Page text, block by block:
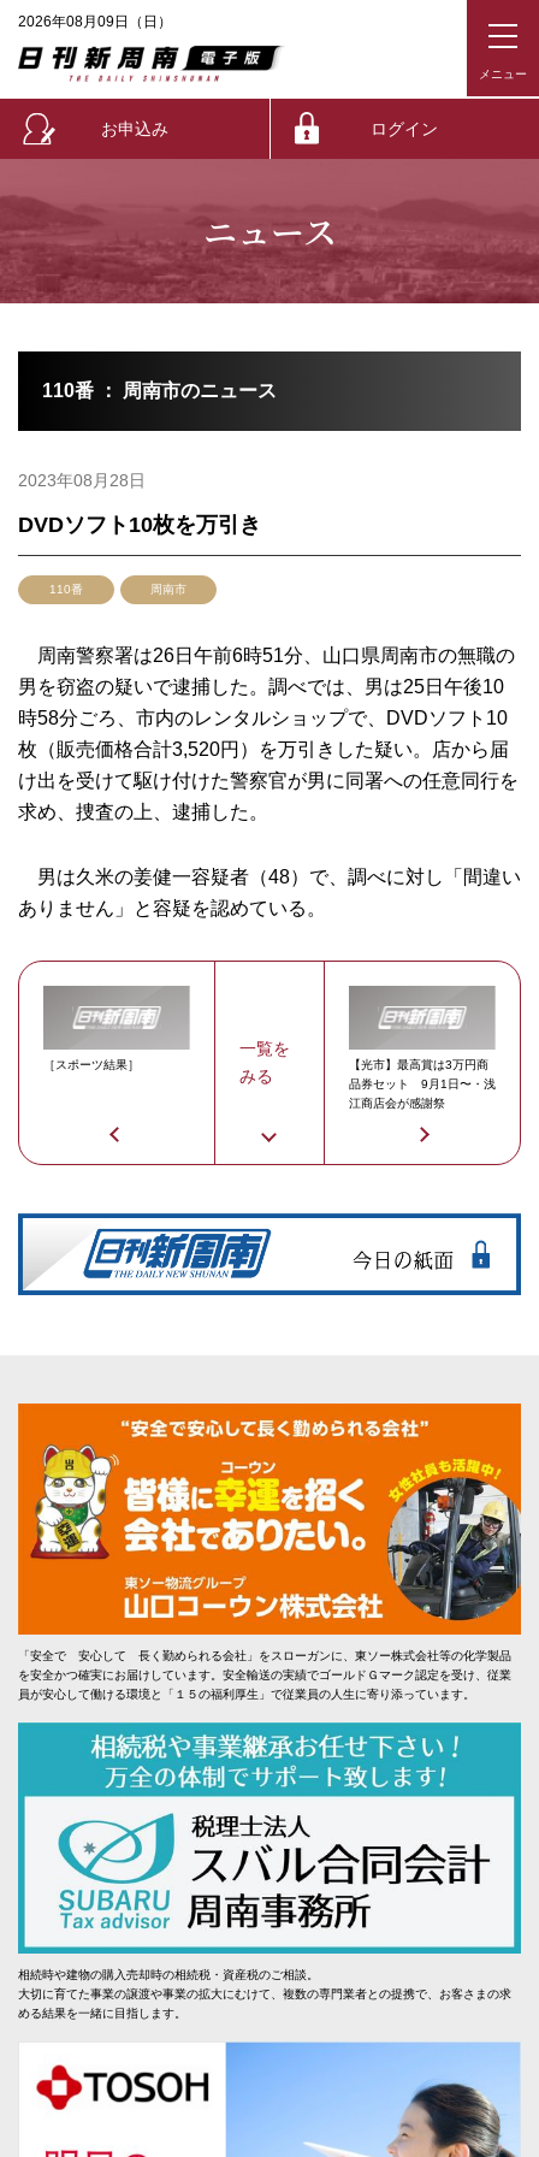
2026年08月09日（日）
お申込み ログイン
ニュース
110番 ： 周南市のニュース
2023年08月28日
DVDソフト10枚を万引き
110番 周南市
周南警察署は26日午前6時51分、山口県周南市の無職の
男を窃盗の疑いで逮捕した。調べでは、男は25日午後10
時58分ごろ、市内のレンタルショップで、DVDソフト10
枚（販売価格合計3,520円）を万引きした疑い。店から届
け出を受けて駆け付けた警察官が男に同署への任意同行を
求め、捜査の上、逮捕した。
男は久米の姜健一容疑者（48）で、調べに対し「間違い
ありません」と容疑を認めている。
［スポーツ結果］
一覧を
みる
【光市】最高賞は3万円商
品券セット 9月1日〜・浅
江商店会が感謝祭
「安全で 安心して 長く勤められる会社」をスローガンに、東ソー株式会社等の化学製品
を安全かつ確実にお届けしています。安全輸送の実績でゴールドＧマーク認定を受け、従業
員が安心して働ける環境と「１５の福利厚生」で従業員の人生に寄り添っています。
相続時や建物の購入売却時の相続税・資産税のご相談。
大切に育てた事業の譲渡や事業の拡大にむけて、複数の専門業者との提携で、お客さまの求
める結果を一緒に目指します。